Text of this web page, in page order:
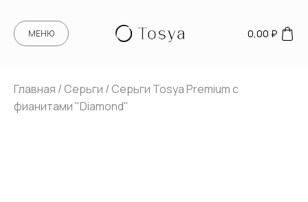
МЕНЮ 0,00 ₽
Главная / Серьги / Серьги Tosya Premium с
фианитами "Diamond"